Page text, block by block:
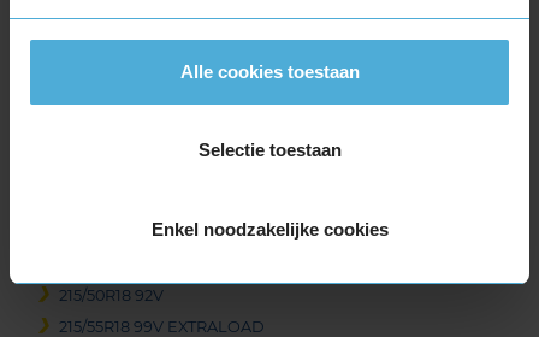
Alle cookies toestaan
Selectie toestaan
Enkel noodzakelijke cookies
235/60R17 106V EXTRALOAD
235/65R17 108V EXTRALOAD
245/45R17 99V EXTRALOAD
215/40R18 89Y EXTRALOAD
215/50R18 92V
215/55R18 99V EXTRALOAD